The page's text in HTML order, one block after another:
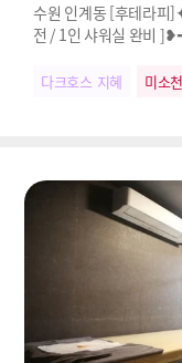
수원 인계동 [후테라
전 / 1인 샤워실 완비
다크호스 지혜 미소